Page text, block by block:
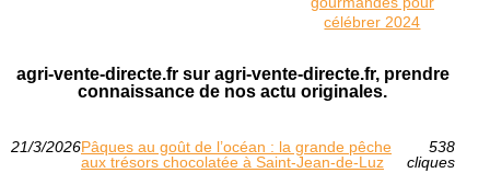
célébrer 2024
agri-vente-directe.fr sur agri-vente-directe.fr, prendre
connaissance de nos actu originales.
21/3/2026Pâques au goût de l’océan : la grande pêche
aux trésors chocolatée à Saint‑Jean‑de‑Luz
538
cliques